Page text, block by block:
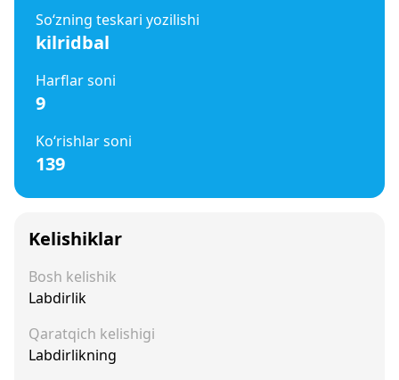
So‘zning teskari yozilishi
kilridbal
Harflar soni
9
Ko‘rishlar soni
139
Kelishiklar
Bosh kelishik
Labdirlik
Qaratqich kelishigi
Labdirlikning